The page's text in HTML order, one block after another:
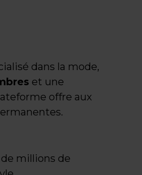
dans la mode,
et une
offre aux
de millions de